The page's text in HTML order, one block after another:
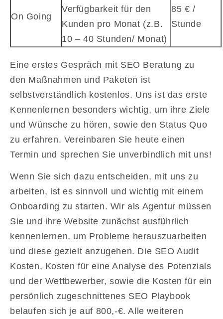
On Going
Verfügbarkeit für den
Kunden pro Monat (z.B.
10 – 40 Stunden/ Monat)
85 € /
Stunde
Eine erstes Gespräch mit SEO Beratung zu
den Maßnahmen und Paketen ist
selbstverständlich kostenlos. Uns ist das erste
Kennenlernen besonders wichtig, um ihre Ziele
und Wünsche zu hören, sowie den Status Quo
zu erfahren. Vereinbaren Sie heute einen
Termin und sprechen Sie unverbindlich mit uns!
Wenn Sie sich dazu entscheiden, mit uns zu
arbeiten, ist es sinnvoll und wichtig mit einem
Onboarding zu starten. Wir als Agentur müssen
Sie und ihre Website zunächst ausführlich
kennenlernen, um Probleme herauszuarbeiten
und diese gezielt anzugehen. Die SEO Audit
Kosten, Kosten für eine Analyse des Potenzials
und der Wettbewerber, sowie die Kosten für ein
persönlich zugeschnittenes SEO Playbook
belaufen sich je auf 800,-€. Alle weiteren